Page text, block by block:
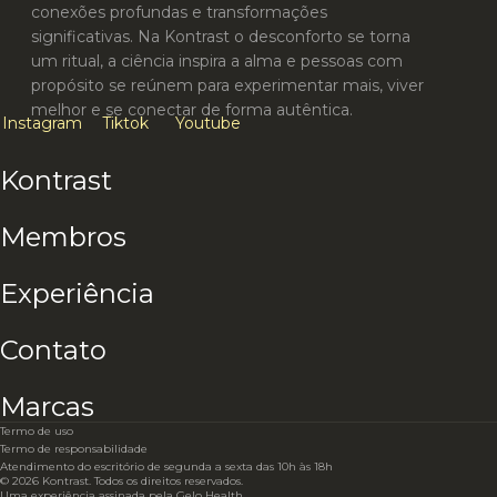
conexões profundas e transformações
significativas. Na Kontrast o desconforto se torna
um ritual, a ciência inspira a alma e pessoas com
propósito se reúnem para experimentar mais, viver
melhor e se conectar de forma autêntica.
Instagram Tiktok Youtube
Kontrast
Membros
Experiência
Contato
Marcas
Termo de uso
Termo de responsabilidade
Atendimento do escritório de segunda a sexta das 10h às 18h
© 2026 Kontrast. Todos os direitos reservados.